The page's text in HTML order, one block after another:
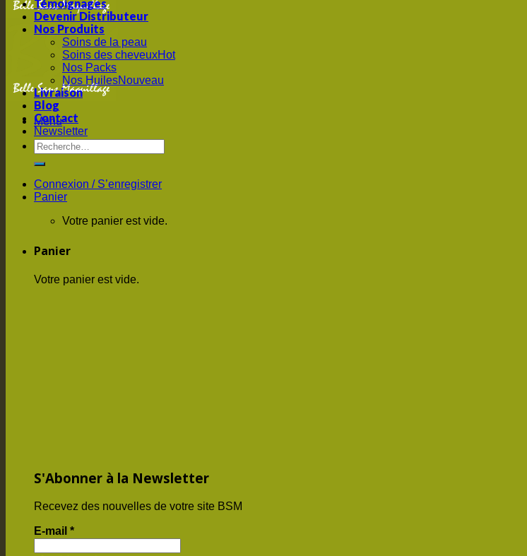
Menu
Connexion / S’enregistrer
Panier
Votre panier est vide.
Panier
Votre panier est vide.
Témoignages
Devenir Distributeur
Nos Produits
Soins de la peau
Soins des cheveux
Nos Packs
Nos Huiles
Livraison
Blog
Contact
Newsletter
S'Abonner à la Newsletter
Recevez des nouvelles de votre site BSM
E-mail *